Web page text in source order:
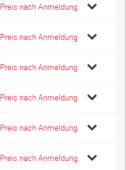
Preis nach Anmeldung
Preis nach Anmeldung
Preis nach Anmeldung
Preis nach Anmeldung
Preis nach Anmeldung
Preis nach Anmeldung